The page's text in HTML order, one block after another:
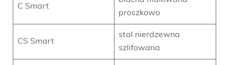
C Smart
proszkowo
CS Smart
stal nierdzewna
szlifowana